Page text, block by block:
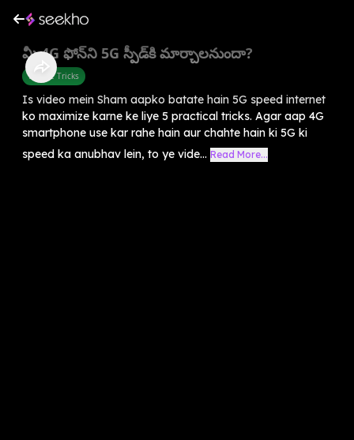
మీ 4G ఫోన్‌ని 5G స్పీడ్‌కి మార్చాలనుందా?
Mobile Tricks
Is video mein Sham aapko batate hain 5G speed internet
ko maximize karne ke liye 5 practical tricks. Agar aap 4G
smartphone use kar rahe hain aur chahte hain ki 5G ki
speed ka anubhav lein, to ye vide... Read More...